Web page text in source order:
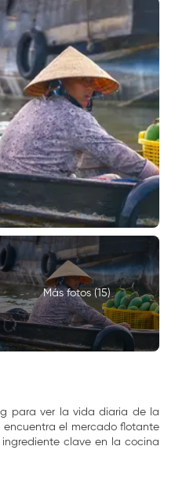
Más fotos (15)
para ver la vida diaria de la
el mercado flotante
clave en la cocina